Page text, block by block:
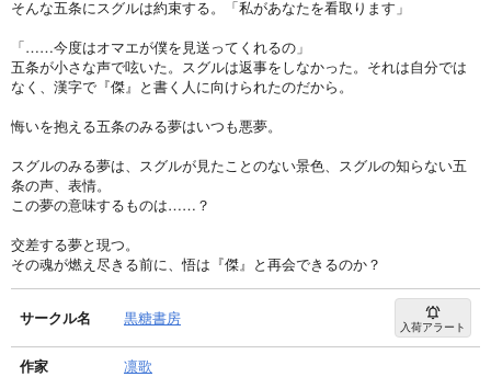
そんな五条にスグルは約束する。「私があなたを看取ります」
「……今度はオマエが僕を見送ってくれるの」
五条が小さな声で呟いた。スグルは返事をしなかった。それは自分では
なく、漢字で『傑』と書く人に向けられたのだから。
悔いを抱える五条のみる夢はいつも悪夢。
スグルのみる夢は、スグルが見たことのない景色、スグルの知らない五
条の声、表情。
この夢の意味するものは……？
交差する夢と現つ。
その魂が燃え尽きる前に、悟は『傑』と再会できるのか？
サークル名 黒糖書房 入荷アラート
作家
凛歌